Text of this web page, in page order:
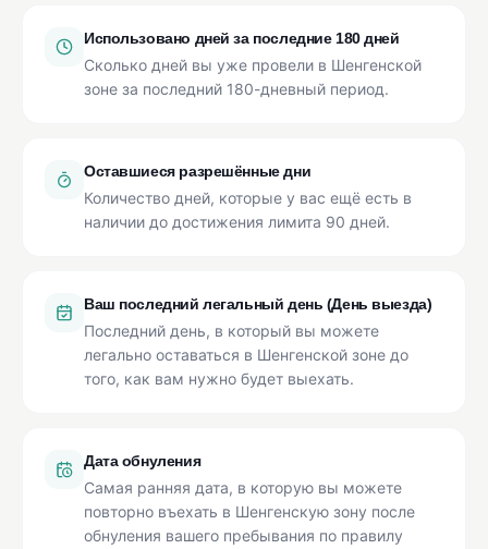
Использовано дней за последние 180 дней
Сколько дней вы уже провели в Шенгенской
зоне за последний 180-дневный период.
Оставшиеся разрешённые дни
Количество дней, которые у вас ещё есть в
наличии до достижения лимита 90 дней.
Ваш последний легальный день (День выезда)
Последний день, в который вы можете
легально оставаться в Шенгенской зоне до
того, как вам нужно будет выехать.
Дата обнуления
Самая ранняя дата, в которую вы можете
повторно въехать в Шенгенскую зону после
обнуления вашего пребывания по правилу